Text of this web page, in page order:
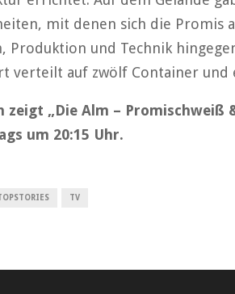
mit denen sich die Promis
Produktion und Technik
verteilt auf zwölf Container und
zeigt „Die Alm – Promischweiß
um 20:15 Uhr.
TV